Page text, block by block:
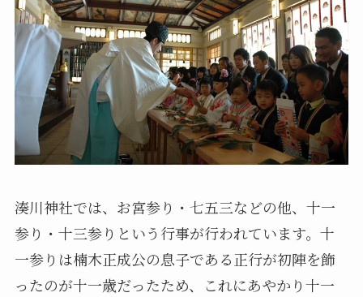
湊川神社では、お宮参り・七五三などの他、 十一
参り・ 十三参りという行事が行われています。十
一参りは楠木正成公の息子である正行が初陣を飾
ったのが十一歳だったため、これにあやかり十一